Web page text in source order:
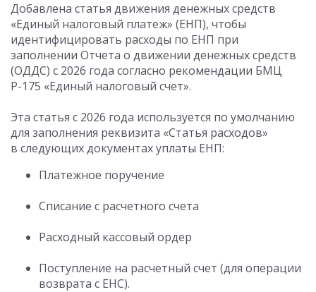
Добавлена статья движения денежных средств
«Единый налоговый платеж» (ЕНП), чтобы
идентифицировать расходы по ЕНП при
заполнении Отчета о движении денежных средств
(ОДДС) с 2026 года согласно рекомендации БМЦ
Р-175 «Единый налоговый счет».
Эта статья с 2026 года используется по умолчанию
для заполнения реквизита «Статья расходов»
в следующих документах уплаты ЕНП:
Платежное поручение
Списание с расчетного счета
Расходный кассовый ордер
Поступление на расчетный счет (для операции
возврата с ЕНС).